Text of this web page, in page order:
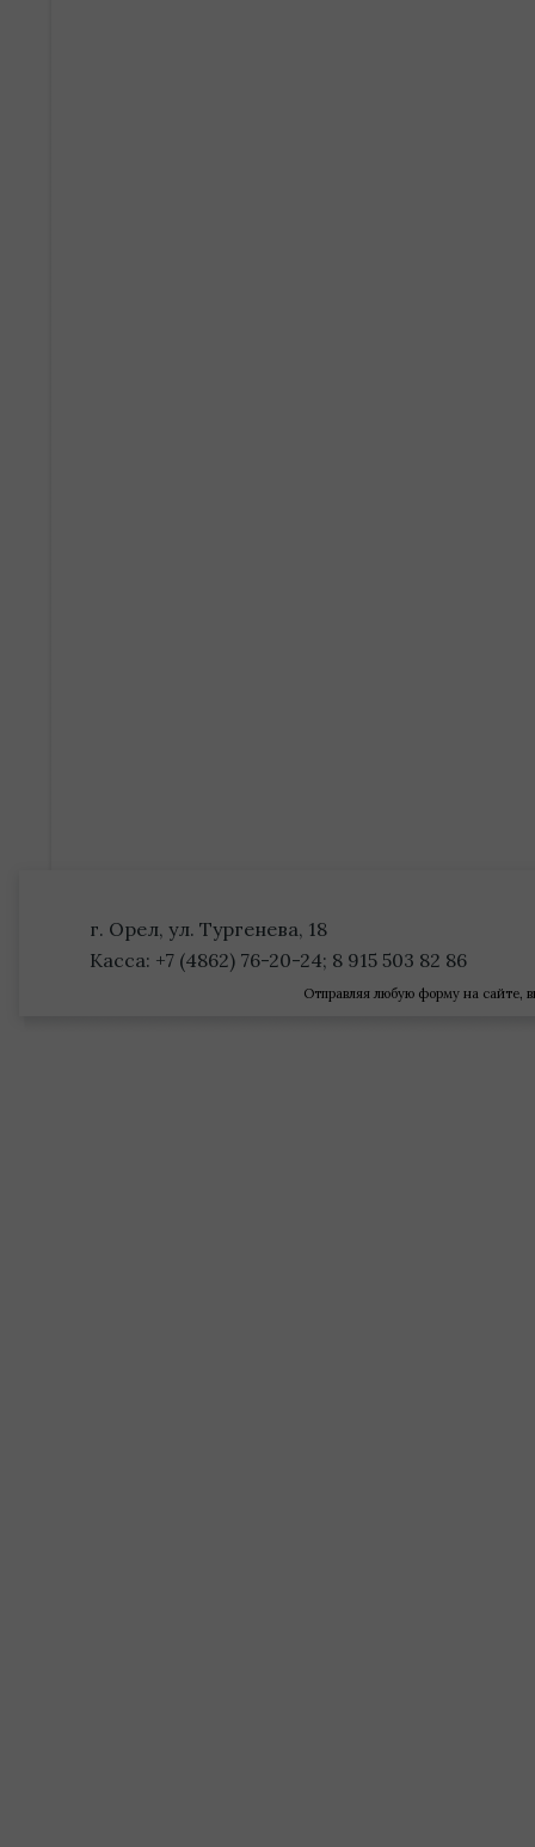
г. Орел, ул. Тургенева, 18
Касса: +7 (4862) 76-20-24; 8 915 503 82 86
Отправляя любую форму на сайте,